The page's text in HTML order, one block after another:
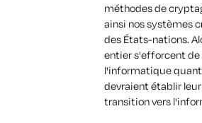
méthodes de
ainsi nos systèmes
des États-nations.
entier s'efforcent de
l'informatique
devraient établir
transition vers